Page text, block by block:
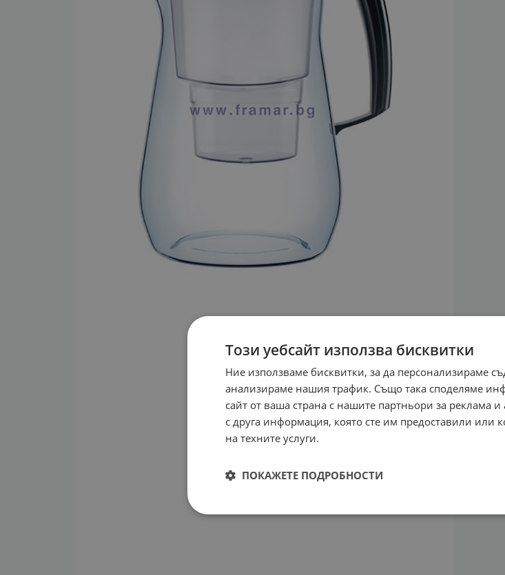
Този уебсайт използва бисквитки
Ние използваме бисквитки, за да персонализираме
анализираме нашия трафик. Също така споделяме
сайт от ваша страна с нашите партньори за реклама
с друга информация, която сте им предоставили или
на техните услуги.
ПОКАЖЕТЕ ПОДРОБНОСТИ